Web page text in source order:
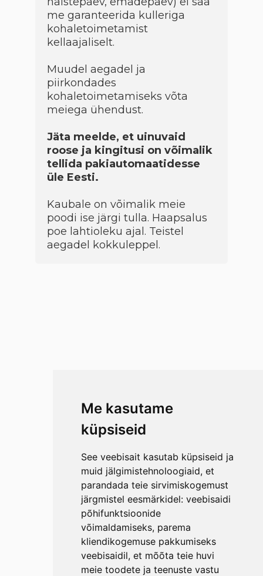
Me kasutame
küpsiseid
See veebisait kasutab küpsiseid ja
muid jälgimistehnoloogiaid, et
parandada teie sirvimiskogemust
järgmistel eesmärkidel: veebisaidi
põhifunktsioonide
võimaldamiseks, parema
kliendikogemuse pakkumiseks
veebisaidil, et mõõta teie huvi
meie toodete ja teenuste vastu
me garanteerida kulleriga
kohaletoimetamist
kellaajaliselt.
Muudel aegadel ja
piirkondades
kohaletoimetamiseks võta
meiega ühendust.
Jäta meelde, et uinuvaid
roose ja kingitusi on võimalik
tellida pakiautomaatidesse
üle Eesti.
Kaubale on võimalik meie
poodi ise järgi tulla. Haapsalus
poe lahtioleku ajal. Teistel
aegadel kokkuleppel.